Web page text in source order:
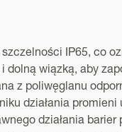
IP65, co
wiązką, aby
z poliwęglanu
działania
działania